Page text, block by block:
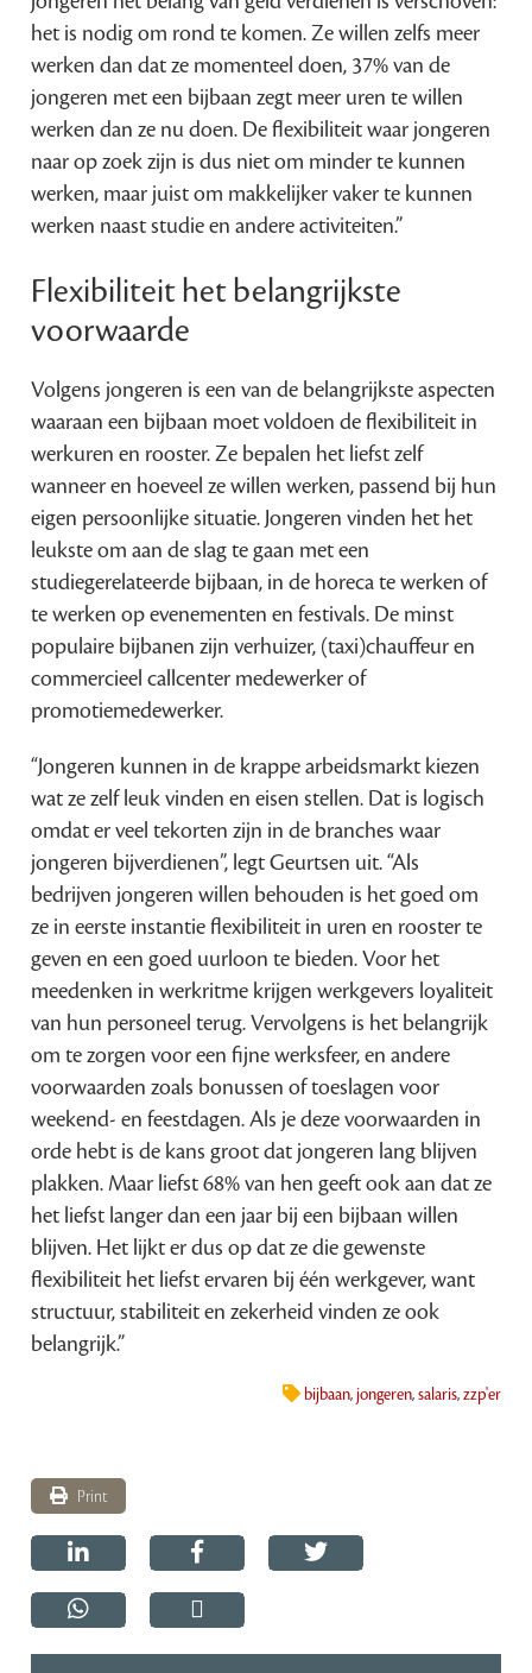
het is nodig om rond te komen. Ze willen zelfs meer
werken dan dat ze momenteel doen, 37% van de
jongeren met een bijbaan zegt meer uren te willen
werken dan ze nu doen. De flexibiliteit waar jongeren
naar op zoek zijn is dus niet om minder te kunnen
werken, maar juist om makkelijker vaker te kunnen
werken naast studie en andere activiteiten.”
Flexibiliteit het belangrijkste
voorwaarde
Volgens jongeren is een van de belangrijkste aspecten
waaraan een bijbaan moet voldoen de flexibiliteit in
werkuren en rooster. Ze bepalen het liefst zelf
wanneer en hoeveel ze willen werken, passend bij hun
eigen persoonlijke situatie. Jongeren vinden het het
leukste om aan de slag te gaan met een
studiegerelateerde bijbaan, in de horeca te werken of
te werken op evenementen en festivals. De minst
populaire bijbanen zijn verhuizer, (taxi)chauffeur en
commercieel callcenter medewerker of
promotiemedewerker.
“Jongeren kunnen in de krappe arbeidsmarkt kiezen
wat ze zelf leuk vinden en eisen stellen. Dat is logisch
omdat er veel tekorten zijn in de branches waar
jongeren bijverdienen”, legt Geurtsen uit. “Als
bedrijven jongeren willen behouden is het goed om
ze in eerste instantie flexibiliteit in uren en rooster te
geven en een goed uurloon te bieden. Voor het
meedenken in werkritme krijgen werkgevers loyaliteit
van hun personeel terug. Vervolgens is het belangrijk
om te zorgen voor een fijne werksfeer, en andere
voorwaarden zoals bonussen of toeslagen voor
weekend- en feestdagen. Als je deze voorwaarden in
orde hebt is de kans groot dat jongeren lang blijven
plakken. Maar liefst 68% van hen geeft ook aan dat ze
het liefst langer dan een jaar bij een bijbaan willen
blijven. Het lijkt er dus op dat ze die gewenste
flexibiliteit het liefst ervaren bij één werkgever, want
structuur, stabiliteit en zekerheid vinden ze ook
belangrijk.”
bijbaan,jongeren,salaris,zzp'er
Print